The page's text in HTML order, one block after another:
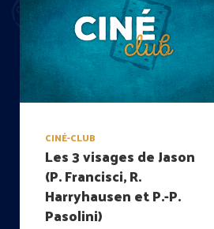
CINÉ-CLUB
Les 3 visages de Jason
(P. Francisci, R.
Harryhausen et P.-P.
Pasolini)